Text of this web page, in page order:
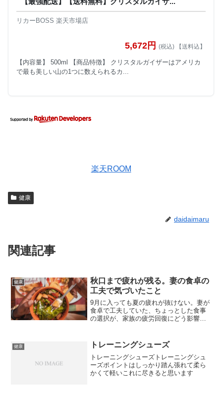
リカーBOSS 楽天市場店
5,672円 (税込) 【送料込】
【内容量】 500ml 【商品特徴】 クリスタルガイザーはアメリカ
で最も美しい山の1つに数えられるカ...
楽天ROOM
健康
daidaimaru
関連記事
健康
秋口まで疲れが残る。妻の食卓の
工夫で気づいたこと
9月に入っても夏の疲れが抜けない。妻が
食卓で工夫していた、ちょっとした食事
の選択が、家族の疲労回復にどう影響し
健康 トレーニングシューズ
トレーニングシューズトレーニングシュ
ーズポイントはしっかり踏ん張れて柔ら
かくて軽いこれに尽きると思います